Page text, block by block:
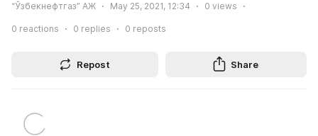
“Ўзбекнефтгаз” АЖ May 25, 2021, 12:34 0 views
0 reactions 0 replies 0 reposts
Repost Share